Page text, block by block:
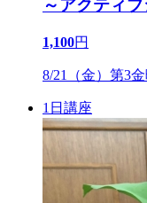
～アクティ
1,100円
8/21（金）第3
1日講座